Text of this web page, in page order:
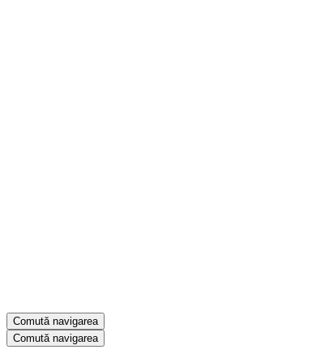
Comută navigarea
Comută navigarea